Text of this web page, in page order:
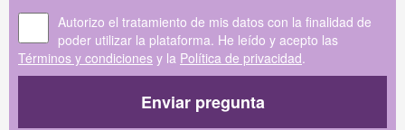
Autorizo el tratamiento de mis datos con la finalidad de
poder utilizar la plataforma. He leído y acepto las
Términos y condiciones y la Política de privacidad.
Enviar pregunta